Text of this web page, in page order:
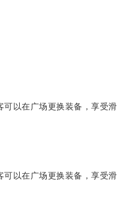
以在广场更换装备，享受滑
以在广场更换装备，享受滑